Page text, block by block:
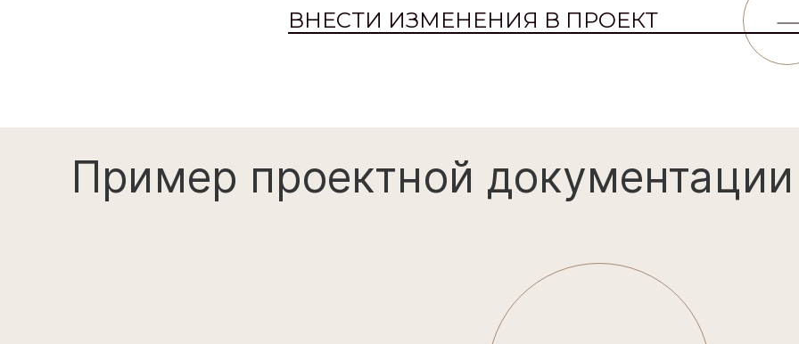
ВНЕСТИ ИЗМЕНЕНИЯ В ПРОЕКТ
Пример проектной документации